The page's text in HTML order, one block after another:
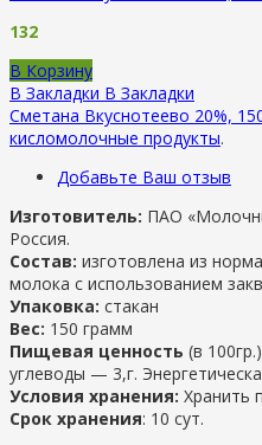
132
В Корзину
В Закладки В Закладки
Сметана Вкуснотеево 20%,
кисломолочные продукты.
Добавьте Ваш отзыв
Изготовитель: ПАО
Россия.
Состав: изготовлена из
молока с использованием
Упаковка: стакан
Вес: 150 грамм
Пищевая ценность (в
углеводы — 3,г.
Условия хранения: Хранить
Срок хранения: 10 сут.